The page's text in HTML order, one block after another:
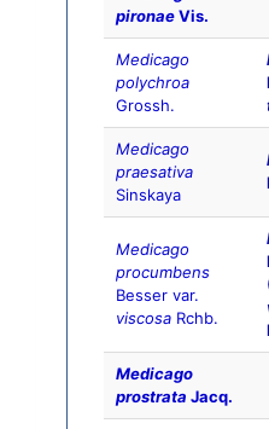
pironaeVis.
Medicago
polychroa
Grossh.
Medicago
praesativa
Sinskaya
Medicago
procumbens
Besser var.
viscosa Rchb.
Medicago
prostrata Jacq.